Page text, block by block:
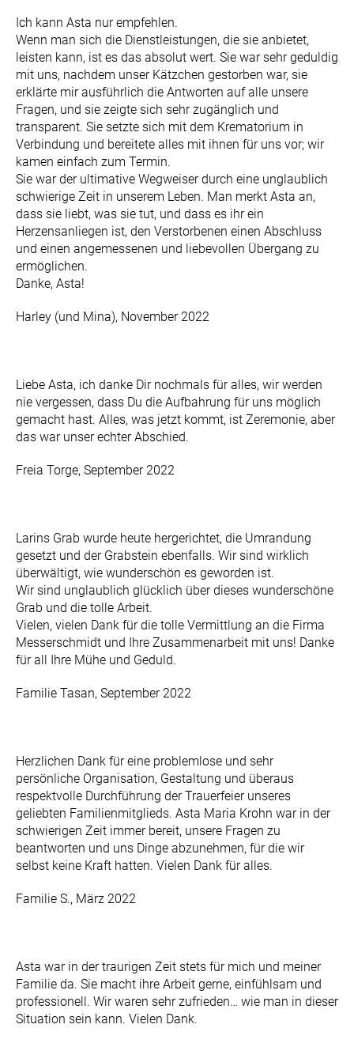
Ich kann Asta nur empfehlen.
Wenn man sich die Dienstleistungen, die sie anbietet,
leisten kann, ist es das absolut wert. Sie war sehr geduldig
mit uns, nachdem unser Kätzchen gestorben war, sie
erklärte mir ausführlich die Antworten auf alle unsere
Fragen, und sie zeigte sich sehr zugänglich und
transparent. Sie setzte sich mit dem Krematorium in
Verbindung und bereitete alles mit ihnen für uns vor; wir
kamen einfach zum Termin.
Sie war der ultimative Wegweiser durch eine unglaublich
schwierige Zeit in unserem Leben. Man merkt Asta an,
dass sie liebt, was sie tut, und dass es ihr ein
Herzensanliegen ist, den Verstorbenen einen Abschluss
und einen angemessenen und liebevollen Übergang zu
ermöglichen.
Danke, Asta!
Harley (und Mina), November 2022
Liebe Asta, ich danke Dir nochmals für alles, wir werden
nie vergessen, dass Du die Aufbahrung für uns möglich
gemacht hast. Alles, was jetzt kommt, ist Zeremonie, aber
das war unser echter Abschied.
Freia Torge, September 2022
Larins Grab wurde heute hergerichtet, die Umrandung
gesetzt und der Grabstein ebenfalls. Wir sind wirklich
überwältigt, wie wunderschön es geworden ist.
Wir sind unglaublich glücklich über dieses wunderschöne
Grab und die tolle Arbeit.
Vielen, vielen Dank für die tolle Vermittlung an die Firma
Messerschmidt und Ihre Zusammenarbeit mit uns! Danke
für all Ihre Mühe und Geduld.
Familie Tasan, September 2022
Herzlichen Dank für eine problemlose und sehr
persönliche Organisation, Gestaltung und überaus
respektvolle Durchführung der Trauerfeier unseres
geliebten Familienmitglieds. Asta Maria Krohn war in der
schwierigen Zeit immer bereit, unsere Fragen zu
beantworten und uns Dinge abzunehmen, für die wir
selbst keine Kraft hatten. Vielen Dank für alles.
Familie S., März 2022
Asta war in der traurigen Zeit stets für mich und meiner
Familie da. Sie macht ihre Arbeit gerne, einfühlsam und
professionell. Wir waren sehr zufrieden… wie man in dieser
Situation sein kann. Vielen Dank.